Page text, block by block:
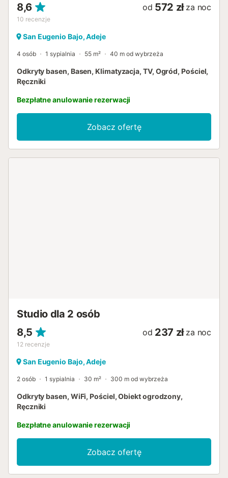
8,6
10 recenzje
od 572 zł za noc
San Eugenio Bajo, Adeje
4 osób 1 sypialnia 55 m² 40 m od wybrzeża
Odkryty basen, Basen, Klimatyzacja, TV, Ogród, Pościel,
Ręczniki
Bezpłatne anulowanie rezerwacji
Zobacz ofertę
Studio dla 2 osób
8,5
12 recenzje
od 237 zł za noc
San Eugenio Bajo, Adeje
2 osób 1 sypialnia 30 m² 300 m od wybrzeża
Odkryty basen, WiFi, Pościel, Obiekt ogrodzony,
Ręczniki
Bezpłatne anulowanie rezerwacji
Zobacz ofertę